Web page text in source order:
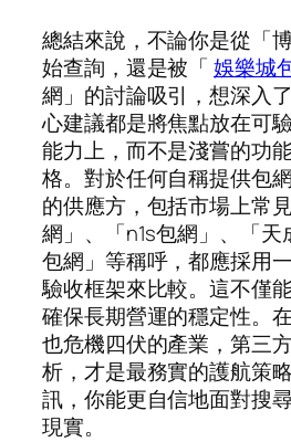
總結來說，不論你是從「
始查詢，還是被「娛樂城
網」的討論吸引，想深入
心建議都是將焦點放在可
能力上，而不是淺嘗的功
格。對於任何自稱提供包
的供應方，包括市場上常
網」、「n1s包網」、「天
包網」等稱呼，都應採用
驗收框架來比較。這不僅
確保長期營運的穩定性。
也危機四伏的產業，第三
析，才是最務實的護航策
訊，你能更自信地面對搜
現實。